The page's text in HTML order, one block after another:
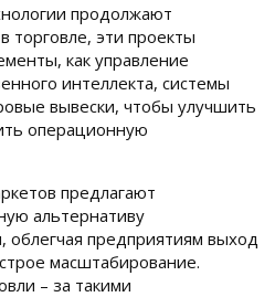
продолжают
эти проекты
как управление
интеллекта, системы
вывески, чтобы улучшить
операционную
предлагают
альтернативу
предприятиям выход
масштабирование.
– за такими